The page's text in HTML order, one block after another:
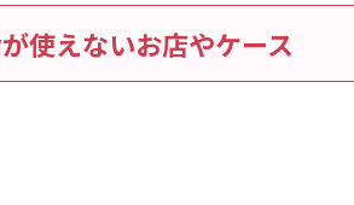
使えないお店やケース